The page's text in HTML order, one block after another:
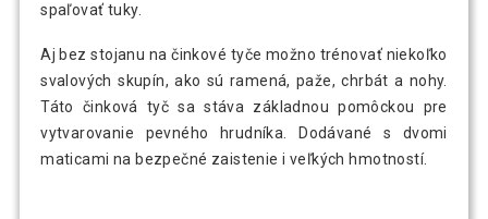
spaľovať tuky.
Aj bez stojanu na činkové tyče možno trénovať niekoľko
svalových skupín, ako sú ramená, paže, chrbát a nohy.
Táto činková tyč sa stáva základnou pomôckou pre
vytvarovanie pevného hrudníka. Dodávané s dvomi
maticami na bezpečné zaistenie i veľkých hmotností.